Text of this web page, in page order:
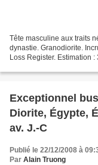
Tête masculine aux traits
dynastie. Granodiorite.
Loss Register. Estimation
Exceptionnel
Diorite, Égypte,
av. J.-C
Publié le 22/12/2008 à
Par Alain Truong